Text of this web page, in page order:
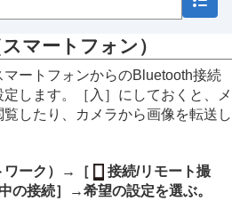
きること（Creators' App）
スマートフォン）
ートフォンからのBluetooth接続
します。
［入］ にしておくと、メ
したり、カメラから画像を転送し
ワーク ）→ ［
接続/リモート撮
の接続］ →希望の設定を選ぶ。